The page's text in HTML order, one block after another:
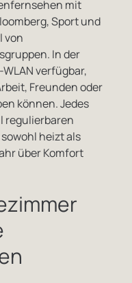
mit
Sport und
von
In der
verfügbar,
Freunden oder
können. Jedes
regulierbaren
heizt als
über Komfort